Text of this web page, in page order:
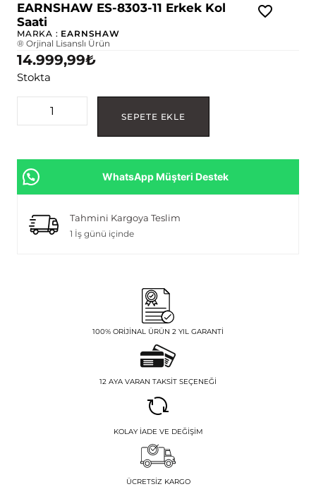
EARNSHAW ES-8303-11 Erkek Kol
Saati
MARKA : EARNSHAW
® Orjinal Lisanslı Ürün
14.999,99₺
Stokta
SEPETE EKLE
WhatsApp Müşteri Destek
Tahmini Kargoya Teslim
1 İş günü içinde
100% ORIJINAL ÜRÜN 2 YIL GARANTI
12 AYA VARAN TAKSIT SEÇENEĞI
KOLAY İADE VE DEĞIŞIM
ÜCRETSIZ KARGO